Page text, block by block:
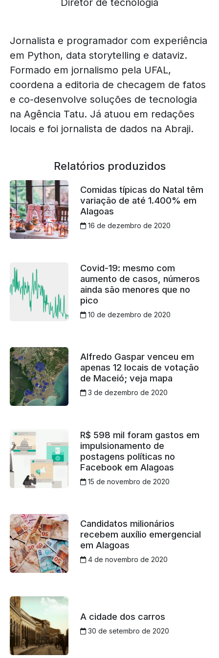
Diretor de tecnologia
Jornalista e programador com experiência
em Python, data storytelling e dataviz.
Formado em jornalismo pela UFAL,
coordena a editoria de checagem de fatos
e co-desenvolve soluções de tecnologia
na Agência Tatu. Já atuou em redações
locais e foi jornalista de dados na Abraji.
Relatórios produzidos
Comidas típicas do Natal têm
variação de até 1.400% em
Alagoas
16 de dezembro de 2020
Covid-19: mesmo com
aumento de casos, números
ainda são menores que no
pico
10 de dezembro de 2020
Alfredo Gaspar venceu em
apenas 12 locais de votação
de Maceió; veja mapa
3 de dezembro de 2020
R$ 598 mil foram gastos em
impulsionamento de
postagens políticas no
Facebook em Alagoas
15 de novembro de 2020
Candidatos milionários
recebem auxílio emergencial
em Alagoas
4 de novembro de 2020
A cidade dos carros
30 de setembro de 2020